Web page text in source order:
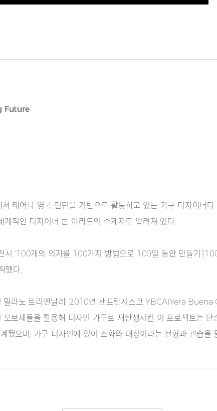
Future
태어나 영국 런던을 기반으로 활동하고 있는 가구 디자이너
적인 디자이너 론 아라드의 수제자로 알려져 있다.
시 ‘100개의 의자를 100가지 방법으로 100일 동안 만들기
했다.
라노 트리엔날레, 2010년 샌프란시스코 YBCA(Yera
브제들을 활용해 디자인 가구로 재탄생시킨 이 프로젝트는 단
으며, 가구 디자인에 있어 조화와 대칭이라는 전형과 관습을